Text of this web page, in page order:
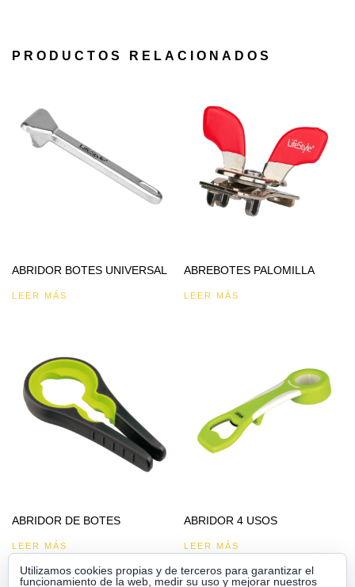
PRODUCTOS RELACIONADOS
ABRIDOR BOTES UNIVERSAL
LEER MÁS
ABREBOTES PALOMILLA
LEER MÁS
ABRIDOR DE BOTES
LEER MÁS
ABRIDOR 4 USOS
LEER MÁS
Utilizamos cookies propias y de terceros para garantizar el
funcionamiento de la web, medir su uso y mejorar nuestros